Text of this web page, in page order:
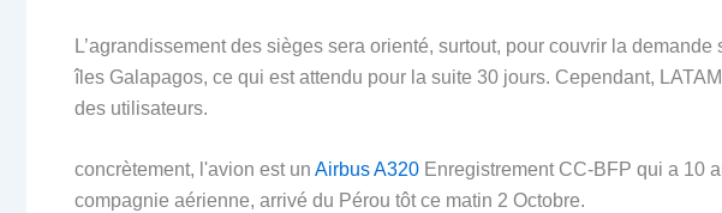
L’agrandissement des sièges sera orienté, surtout, pour couvrir la demande
îles Galapagos, ce qui est attendu pour la suite 30 jours. Cependant,
des utilisateurs.
concrètement, l'avion est un Airbus A320 Enregistrement CC-BFP qui a 10
compagnie aérienne, arrivé du Pérou tôt ce matin 2 Octobre.